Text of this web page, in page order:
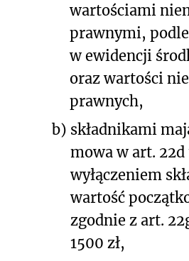
wartościami
prawnymi,
w ewidencji
oraz wartości
prawnych,
b) składnikami
mowa w art. 22d
wyłączeniem
wartość
zgodnie z art.
1500 zł,